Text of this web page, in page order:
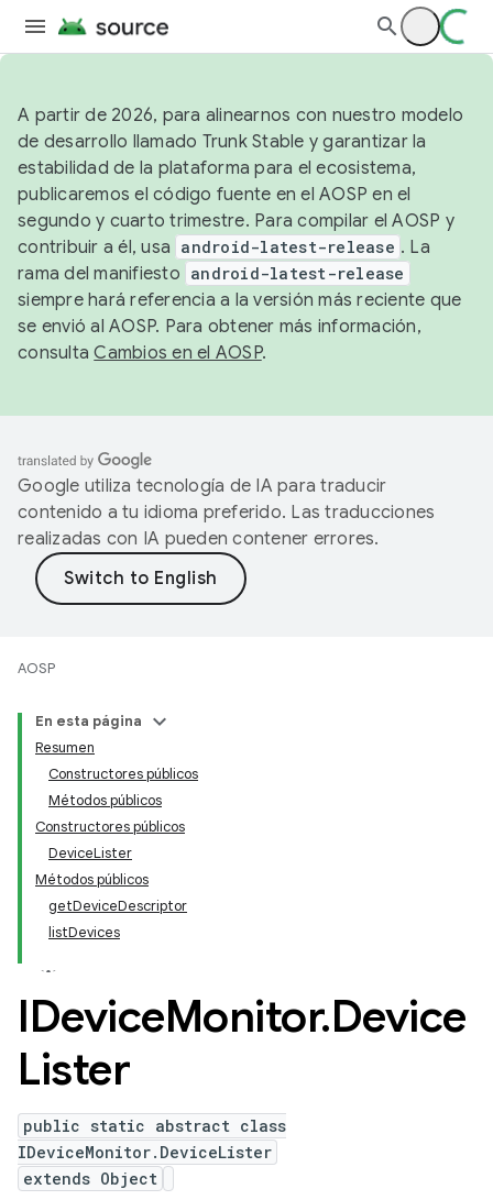
A partir de 2026, para alinearnos con nuestro modelo
de desarrollo llamado Trunk Stable y garantizar la
estabilidad de la plataforma para el ecosistema,
publicaremos el código fuente en el AOSP en el
segundo y cuarto trimestre. Para compilar el AOSP y
contribuir a él, usa android-latest-release . La
rama del manifiesto android-latest-release
siempre hará referencia a la versión más reciente que
se envió al AOSP. Para obtener más información,
consultaCambios en el AOSP.
Google utiliza tecnología de IA para traducir
contenido a tu idioma preferido. Las traducciones
realizadas con IA pueden contener errores.
AOSP
En esta página
Resumen
Constructores públicos
Métodos públicos
Constructores públicos
DeviceLister
Métodos públicos
getDeviceDescriptor
listDevices
IDeviceMonitor.Device
Lister
public static abstract class
IDeviceMonitor.DeviceLister
extends Object